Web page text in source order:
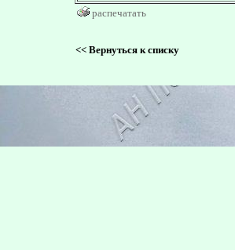
распечатать
<<Вернуться к списку